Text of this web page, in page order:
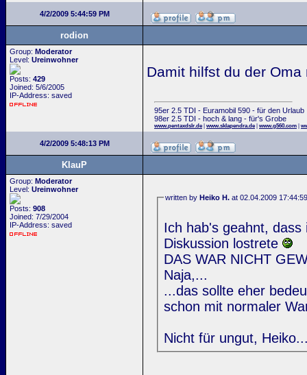
4/2/2009 5:44:59 PM
rodion
Group: Moderator
Level: Ureinwohner
Posts: 429
Joined: 5/6/2005
IP-Address: saved
Damit hilfst du der
95er 2.5 TDI - Euramobil 590 - für den Urlaub
98er 2.5 TDI - hoch & lang - für's Grobe
www.pentaxdslr.de www.sklapendra.de www.g560.com
4/2/2009 5:48:13 PM
KlauP
Group: Moderator
Level: Ureinwohner
Posts: 908
Joined: 7/29/2004
IP-Address: saved
written byHeiko H. at 02.04.2009
Ich hab's geahnt,
Diskussion lostrete
DAS WAR NICHT
Naja,...
...das sollte eher
schon mit normaler
Nicht für ungut,